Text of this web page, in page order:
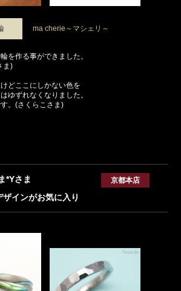
ma cherie～マシェリ～
を作る事ができました。
ま)
どここにしかない色を
ゆずれなくなりました。
。(さくらこさま)
*Yさま
インがお気に入り
京都本店